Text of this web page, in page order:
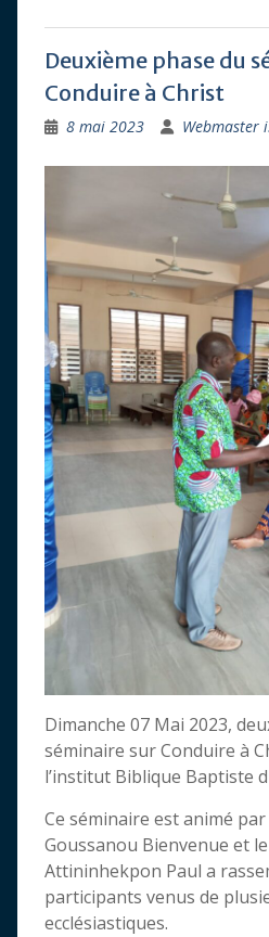
Deuxième phase du
Conduire à Christ
8 mai 2023 Webmaster
Dimanche 07 Mai 2023,
séminaire sur Conduire à
l’institut Biblique Baptiste
Ce séminaire est animé
Goussanou Bienvenue et
Attininhekpon Paul a
participants venus de
ecclésiastiques.